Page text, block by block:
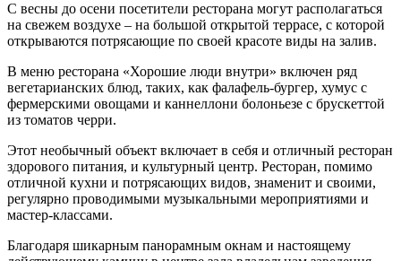
С весны до осени посетители ресторана могут располагаться
на свежем воздухе – на большой открытой террасе, с которой
открываются потрясающие по своей красоте виды на залив.
В меню ресторана «Хорошие люди внутри» включен ряд
вегетарианских блюд, таких, как фалафель-бургер, хумус с
фермерскими овощами и каннеллони болоньезе с брускеттой
из томатов черри.
Этот необычный объект включает в себя и отличный ресторан
здорового питания, и культурный центр. Ресторан, помимо
отличной кухни и потрясающих видов, знаменит и своими,
регулярно проводимыми музыкальными мероприятиями и
мастер-классами.
Благодаря шикарным панорамным окнам и настоящему